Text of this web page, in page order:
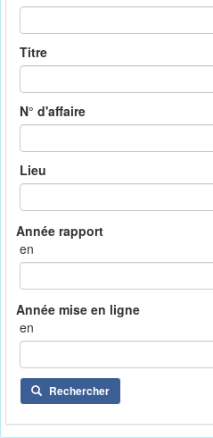
Titre
N° d'affaire
Lieu
en
en
Rechercher